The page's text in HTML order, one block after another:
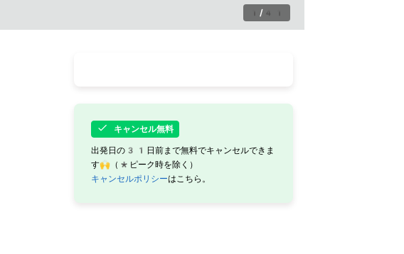
1 / 41
キャンセル無料
出発日の31日前まで無料でキャンセルできま
す🙌（*ピーク時を除く）
キャンセルポリシーはこちら。